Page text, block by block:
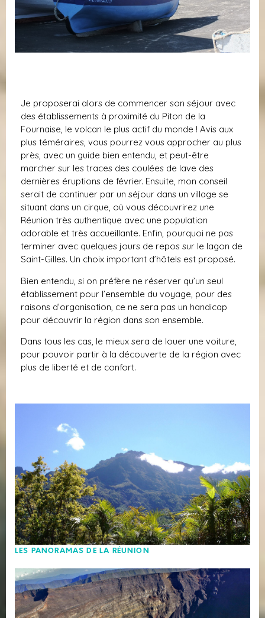
Je proposerai alors de commencer son séjour avec
des établissements à proximité du Piton de la
Fournaise, le volcan le plus actif du monde ! Avis aux
plus téméraires, vous pourrez vous approcher au plus
près, avec un guide bien entendu, et peut-être
marcher sur les traces des coulées de lave des
dernières éruptions de février. Ensuite, mon conseil
serait de continuer par un séjour dans un village se
situant dans un cirque, où vous découvrirez une
Réunion très authentique avec une population
adorable et très accueillante. Enfin, pourquoi ne pas
terminer avec quelques jours de repos sur le lagon de
Saint-Gilles. Un choix important d’hôtels est proposé.
Bien entendu, si on préfère ne réserver qu’un seul
établissement pour l’ensemble du voyage, pour des
raisons d’organisation, ce ne sera pas un handicap
pour découvrir la région dans son ensemble.
Dans tous les cas, le mieux sera de louer une voiture,
pour pouvoir partir à la découverte de la région avec
plus de liberté et de confort.
LES PANORAMAS DE LA RÉUNION